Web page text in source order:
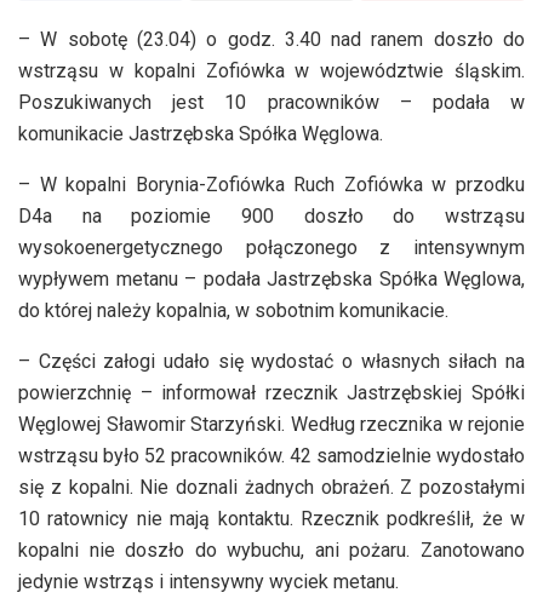
– W sobotę (23.04) o godz. 3.40 nad ranem doszło do
wstrząsu w kopalni Zofiówka w województwie śląskim.
Poszukiwanych jest 10 pracowników – podała w
komunikacie Jastrzębska Spółka Węglowa.
– W kopalni Borynia-Zofiówka Ruch Zofiówka w przodku
D4a na poziomie 900 doszło do wstrząsu
wysokoenergetycznego połączonego z intensywnym
wypływem metanu – podała Jastrzębska Spółka Węglowa,
do której należy kopalnia, w sobotnim komunikacie.
– Części załogi udało się wydostać o własnych siłach na
powierzchnię – informował rzecznik Jastrzębskiej Spółki
Węglowej Sławomir Starzyński. Według rzecznika w rejonie
wstrząsu było 52 pracowników. 42 samodzielnie wydostało
się z kopalni. Nie doznali żadnych obrażeń. Z pozostałymi
10 ratownicy nie mają kontaktu. Rzecznik podkreślił, że w
kopalni nie doszło do wybuchu, ani pożaru. Zanotowano
jedynie wstrząs i intensywny wyciek metanu.